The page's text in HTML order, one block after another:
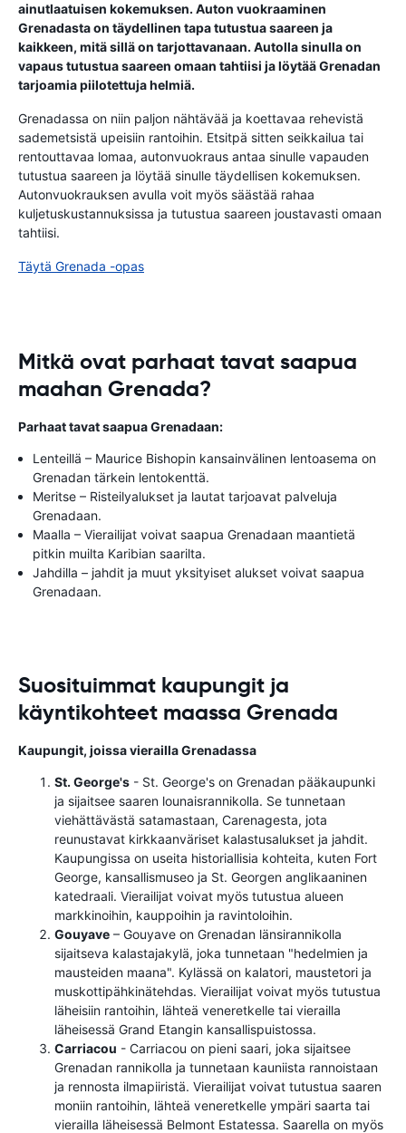
ainutlaatuisen kokemuksen. Auton vuokraaminen
Grenadasta on täydellinen tapa tutustua saareen ja
kaikkeen, mitä sillä on tarjottavanaan. Autolla sinulla on
vapaus tutustua saareen omaan tahtiisi ja löytää Grenadan
tarjoamia piilotettuja helmiä.
Grenadassa on niin paljon nähtävää ja koettavaa rehevistä
sademetsistä upeisiin rantoihin. Etsitpä sitten seikkailua tai
rentouttavaa lomaa, autonvuokraus antaa sinulle vapauden
tutustua saareen ja löytää sinulle täydellisen kokemuksen.
Autonvuokrauksen avulla voit myös säästää rahaa
kuljetuskustannuksissa ja tutustua saareen joustavasti omaan
tahtiisi.
Täytä Grenada -opas
Mitkä ovat parhaat tavat saapua
maahan Grenada?
Parhaat tavat saapua Grenadaan:
Lenteillä – Maurice Bishopin kansainvälinen lentoasema on
Grenadan tärkein lentokenttä.
Meritse – Risteilyalukset ja lautat tarjoavat palveluja
Grenadaan.
Maalla – Vierailijat voivat saapua Grenadaan maantietä
pitkin muilta Karibian saarilta.
Jahdilla – jahdit ja muut yksityiset alukset voivat saapua
Grenadaan.
Suosituimmat kaupungit ja
käyntikohteet maassa Grenada
Kaupungit, joissa vierailla Grenadassa
St. George's - St. George's on Grenadan pääkaupunki
ja sijaitsee saaren lounaisrannikolla. Se tunnetaan
viehättävästä satamastaan, Carenagesta, jota
reunustavat kirkkaanväriset kalastusalukset ja jahdit.
Kaupungissa on useita historiallisia kohteita, kuten Fort
George, kansallismuseo ja St. Georgen anglikaaninen
katedraali. Vierailijat voivat myös tutustua alueen
markkinoihin, kauppoihin ja ravintoloihin.
Gouyave – Gouyave on Grenadan länsirannikolla
sijaitseva kalastajakylä, joka tunnetaan "hedelmien ja
mausteiden maana". Kylässä on kalatori, maustetori ja
muskottipähkinätehdas. Vierailijat voivat myös tutustua
läheisiin rantoihin, lähteä veneretkelle tai vierailla
läheisessä Grand Etangin kansallispuistossa.
Carriacou - Carriacou on pieni saari, joka sijaitsee
Grenadan rannikolla ja tunnetaan kauniista rannoistaan ​​
ja rennosta ilmapiiristä. Vierailijat voivat tutustua saaren
moniin rantoihin, lähteä veneretkelle ympäri saarta tai
vierailla läheisessä Belmont Estatessa. Saarella on myös